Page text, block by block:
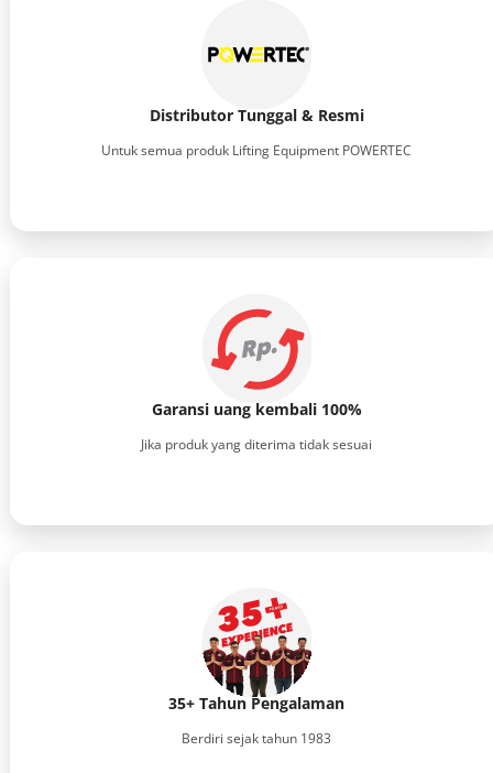
Distributor Tunggal & Resmi
Untuk semua produk Lifting Equipment POWERTEC
Garansi uang kembali 100%
Jika produk yang diterima tidak sesuai
35+ Tahun Pengalaman
Berdiri sejak tahun 1983